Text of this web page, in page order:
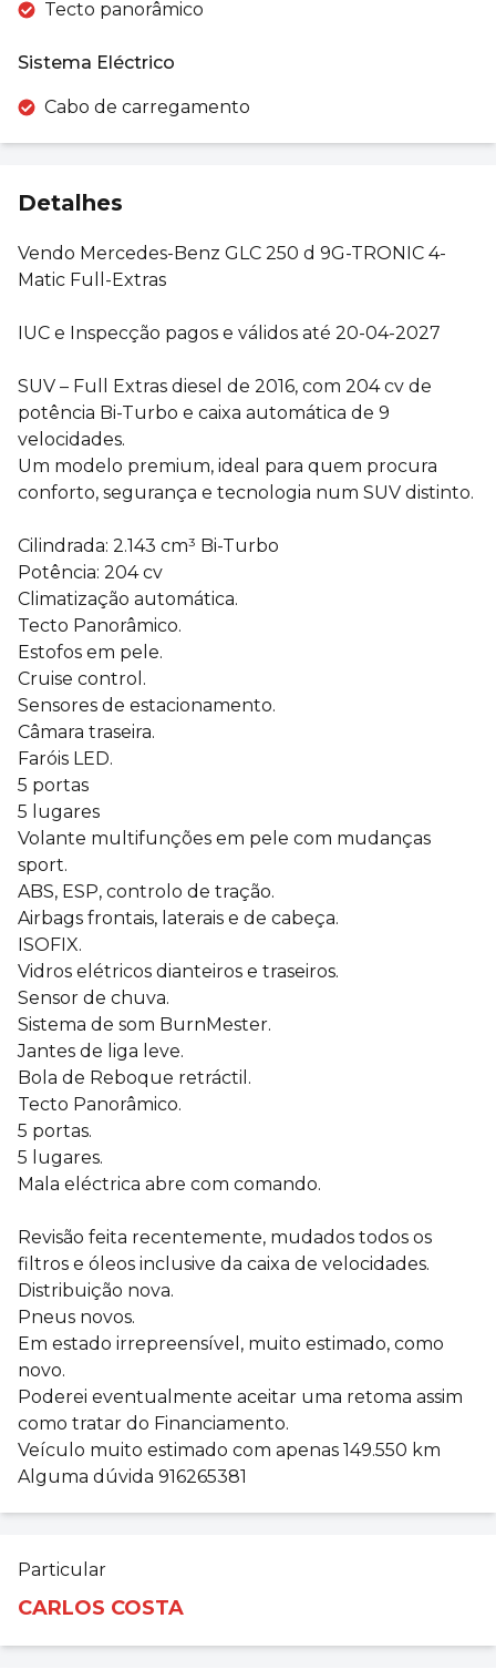
Tecto panorâmico
Sistema Eléctrico
Cabo de carregamento
Detalhes
Vendo Mercedes-Benz GLC 250 d 9G-TRONIC 4-
Matic Full-Extras
IUC e Inspecção pagos e válidos até 20-04-2027
SUV – Full Extras diesel de 2016, com 204 cv de
potência Bi-Turbo e caixa automática de 9
velocidades.
Um modelo premium, ideal para quem procura
conforto, segurança e tecnologia num SUV distinto.
Cilindrada: 2.143 cm³ Bi-Turbo
Potência: 204 cv
Climatização automática.
Tecto Panorâmico.
Estofos em pele.
Cruise control.
Sensores de estacionamento.
Câmara traseira.
Faróis LED.
5 portas
5 lugares
Volante multifunções em pele com mudanças
sport.
ABS, ESP, controlo de tração.
Airbags frontais, laterais e de cabeça.
ISOFIX.
Vidros elétricos dianteiros e traseiros.
Sensor de chuva.
Sistema de som BurnMester.
Jantes de liga leve.
Bola de Reboque retráctil.
Tecto Panorâmico.
5 portas.
5 lugares.
Mala eléctrica abre com comando.
Revisão feita recentemente, mudados todos os
filtros e óleos inclusive da caixa de velocidades.
Distribuição nova.
Pneus novos.
Em estado irrepreensível, muito estimado, como
novo.
Poderei eventualmente aceitar uma retoma assim
como tratar do Financiamento.
Veículo muito estimado com apenas 149.550 km
Alguma dúvida 916265381
Particular
CARLOS COSTA